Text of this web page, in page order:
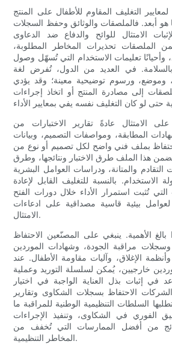
لمعايير التغليف المقاوم للأطفال على المنتج
هو أبعد. فالملصقات والوثائق وحفظ السجلات
الامتثال للوائح والدفاع ضد الدعاوى
الملصقات تحذيرات المخاطر المطلوبة،
وأحيانًا تعليمات الاستخدام التي تُسهّل وصول
في العديد من الدول، تُفرض لغة
ورسوم توضيحية معينة؛ وقد يؤدي
إلى مصادرة المنتج أو اتخاذ إجراءات
على الامتثال عادةً تقارير الاختبارات من
المطابقة، ومواصفات التصميم، وبيانات
بملف فني واضح لكل تصميم أو نوع من
هذا الملف طرق الاختبار ونتائجها، وطرق
التقادم والمتانة، ودراسات العوامل البشرية
الاستخدام. بالنسبة للتغليف القابل لإعادة
تُثبت استمرار الأداء خلال دورات الفتح
بيئية قاسية مصداقية على ادعاءات
الامتثال.
بالغ الأهمية. ينبغي على المصنّعين الاحتفاظ
وسجلات مراقبة الجودة، وشهادات الموردين
الإغلاق، وآليات مقاومة الأطفال. عند
خارجيين، يُمكن لسلسلة التوريد وعملية
في إثبات بذل العناية الواجبة في اختيار
الاحتفاظ بسجلات الشكاوى وتقارير
السلطات التنظيمية الوطنية للمراقبة ما
الفوري في الشكاوى، وتنفيذ الإجراءات
من أفضل الممارسات التي تُخفف من
المخاطر التنظيمية.